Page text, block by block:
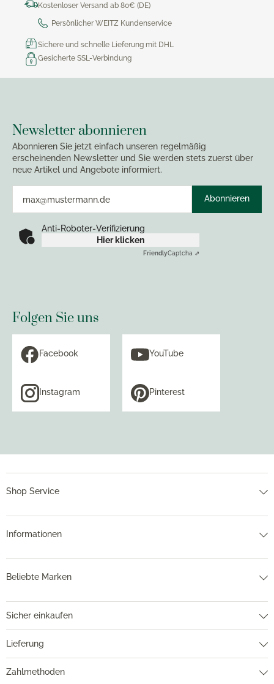
Kostenloser Versand ab 80€ (DE)
Persönlicher WEITZ Kundenservice
Sichere und schnelle Lieferung mit DHL
Gesicherte SSL-Verbindung
Newsletter abonnieren
Abonnieren Sie jetzt einfach unseren regelmäßig
erscheinenden Newsletter und Sie werden stets zuerst über
neue Artikel und Angebote informiert.
Abonnieren
Anti-Roboter-Verifizierung
Hier klicken
FriendlyCaptcha ⇗
Folgen Sie uns
Facebook YouTube
Instagram Pinterest
Shop Service
Informationen
Beliebte Marken
Sicher einkaufen
Lieferung
Zahlmethoden